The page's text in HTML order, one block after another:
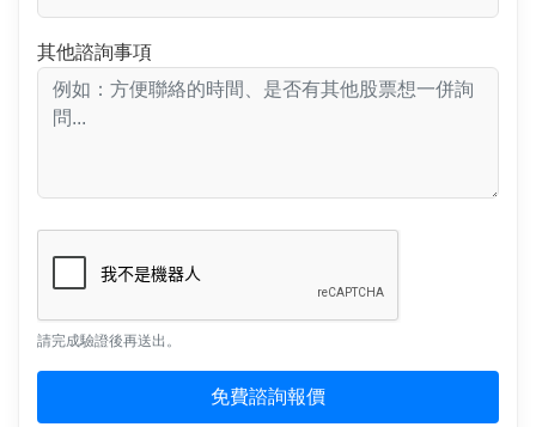
其他諮詢事項
請完成驗證後再送出。
免費諮詢報價